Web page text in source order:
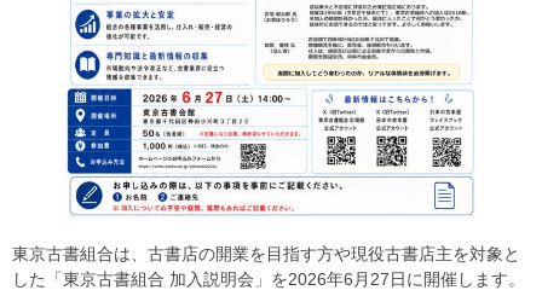
東京古書組合は、古書店の開業を目指す方や現役古書店主を対象と
した「東京古書組合 加入説明会」を2026年6月27日に開催します。